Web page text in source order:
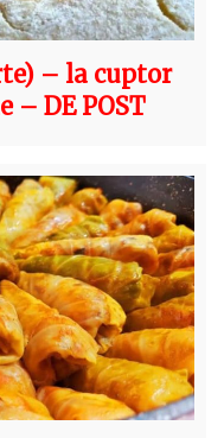
– la cuptor
– DE POST